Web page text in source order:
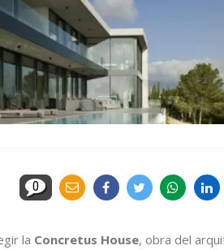
0
la Concretus House, obra del